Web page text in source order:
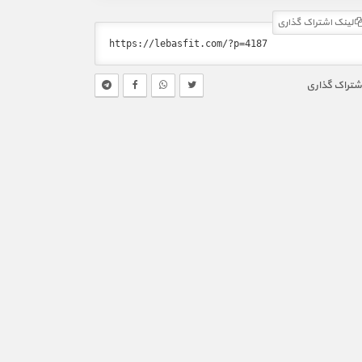
لینک اشتراک گذاری
گذاری